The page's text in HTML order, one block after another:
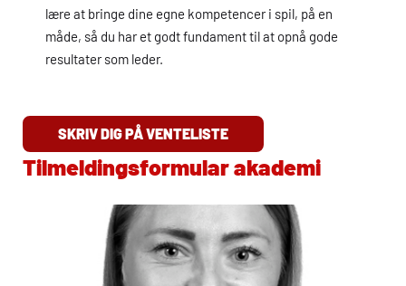
lære at bringe dine egne kompetencer i spil, på en
måde, så du har et godt fundament til at opnå gode
resultater som leder.
SKRIV DIG PÅ VENTELISTE
Tilmeldingsformular akademi